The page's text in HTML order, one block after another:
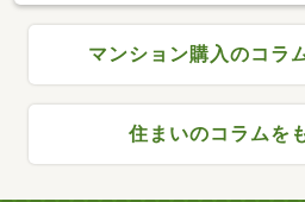
マンション購入のコラ
住まいのコラムを